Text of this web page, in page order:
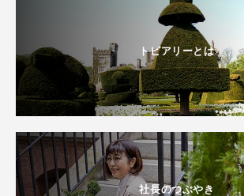
トピアリーとは
社長のつぶやき